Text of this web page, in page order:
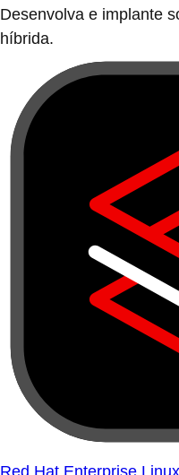
Desenvolva e implante
híbrida.
Red Hat Enterprise Linux